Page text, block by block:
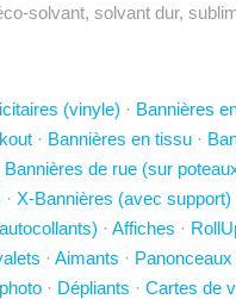
solvant, solvant dur,
(vinyle) · Bannières
· Bannières en tissu ·
Bannières de rue (sur
· X-Bannières (avec support)
· Affiches ·
· Aimants · Panonceaux
· Dépliants · Cartes de